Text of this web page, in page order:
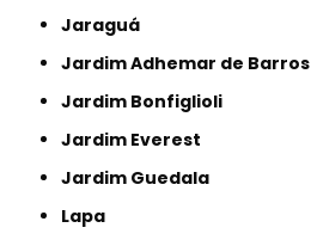
Jaraguá
Jardim Adhemar de Barros
Jardim Bonfiglioli
Jardim Everest
Jardim Guedala
Lapa